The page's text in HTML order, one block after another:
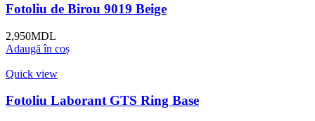
Fotoliu de Birou 9019 Beige
2,950MDL
Adaugă în coș
Quick view
Fotoliu Laborant GTS Ring Base